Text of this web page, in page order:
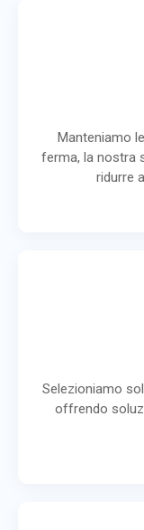
Manteniamo
ferma, la nostra
ridurre
Selezioniamo
offrendo